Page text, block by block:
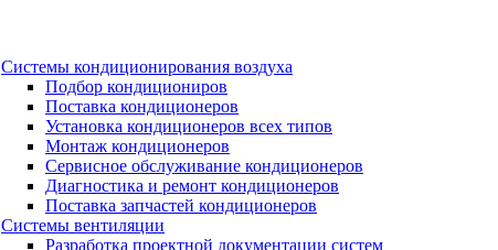
Системы кондиционирования воздуха
Подбор кондициониров
Поставка кондиционеров
Установка кондиционеров всех типов
Монтаж кондиционеров
Сервисное обслуживание кондиционеров
Диагностика и ремонт кондиционеров
Поставка запчастей кондиционеров
Системы вентиляции
Разработка проектной документации систем